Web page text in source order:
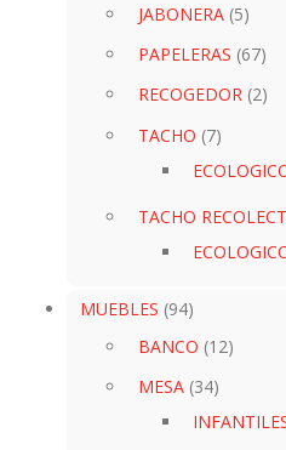
JABONERA (5)
PAPELERAS (67)
RECOGEDOR (2)
TACHO (7)
TACHO
MUEBLES (94)
BANCO (12)
MESA (34)